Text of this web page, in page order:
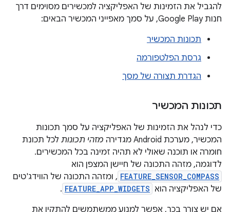
להגביל את הזמינות של האפליקציה למכשירים מסוימים דרך
חנות Google Play, על סמך מאפייני המכשיר הבאים:
תכונות המכשיר
גרסת הפלטפורמה
הגדרת תצורה של מסך
תכונות המכשיר
כדי לנהל את הזמינות של האפליקציה על סמך תכונות
המכשיר, מערכת Android מגדירה
מזהי תכונות לכל תכונת
חומרה או תוכנה שאולי לא תהיה זמינה בכל המכשירים.
לדוגמה, מזהה התכונה של חיישן המצפן הוא
FEATURE_SENSOR_COMPASS , ומזהה התכונה של הווידג'טים
של האפליקציה הוא FEATURE_APP_WIDGETS
.
אם יש צורך בכך, אפשר למנוע ממשתמשים להתקין את